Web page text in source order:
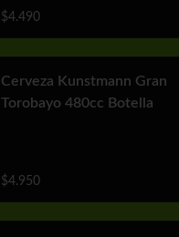
$4.490
Cerveza Kunstmann Gran
Torobayo 480cc Botella
$4.950